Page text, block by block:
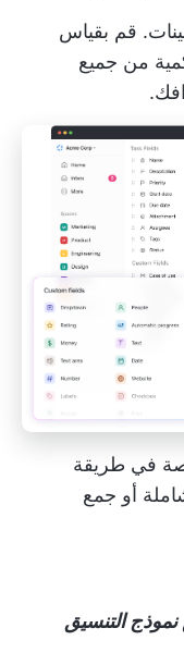
قم بقياس
من جميع
في طريقة
أو جمع
التنسيق